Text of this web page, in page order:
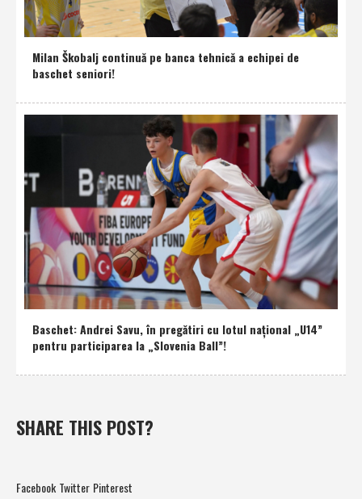
Milan Škobalj continuă pe banca tehnică a echipei de
baschet seniori!
Baschet: Andrei Savu, în pregătiri cu lotul naţional „U14”
pentru participarea la „Slovenia Ball”!
SHARE THIS POST?
Facebook Twitter Pinterest